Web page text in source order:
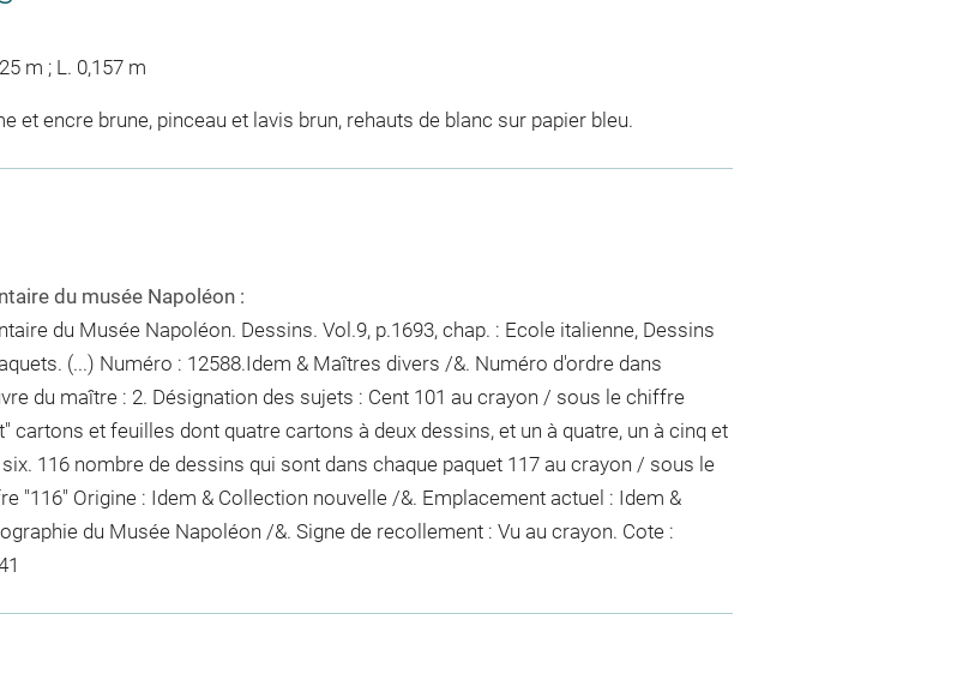
m ; L. 0,157 m
et encre brune, pinceau et lavis brun, rehauts de blanc sur papier bleu.
du musée Napoléon :
du Musée Napoléon. Dessins. Vol.9, p.1693, chap. : Ecole italienne, Dessins
(...) Numéro : 12588.Idem & Maîtres divers /&. Numéro d'ordre dans
du maître : 2. Désignation des sujets : Cent 101 au crayon / sous le chiffre
cartons et feuilles dont quatre cartons à deux dessins, et un à quatre, un à cinq et
116 nombre de dessins qui sont dans chaque paquet 117 au crayon / sous le
"116" Origine : Idem & Collection nouvelle /&. Emplacement actuel : Idem &
du Musée Napoléon /&. Signe de recollement : Vu au crayon. Cote :